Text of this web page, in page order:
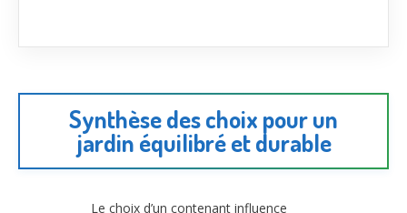
Synthèse des choix pour un
jardin équilibré et durable
Le choix d’un contenant influence